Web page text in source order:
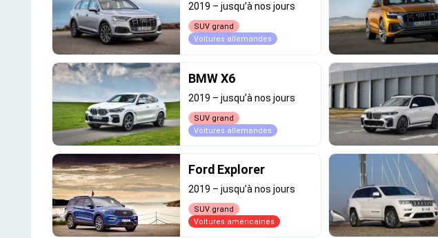
2019 – jusqu’à nos jours
SUV grand
Voitures allemandes
BMW X6
2019 – jusqu’à nos jours
SUV grand
Voitures allemandes
Ford Explorer
2019 – jusqu’à nos jours
SUV grand
Voitures américaines